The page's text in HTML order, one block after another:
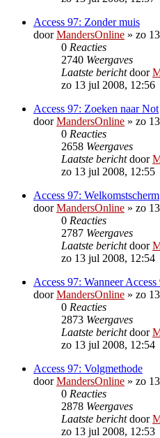
Access 97: Zonder muis
doorMandersOnline » zo
0 Reacties
2740 Weergaves
Laatste berichtdoor
zo 13 jul 2008, 12:56
Access 97: Zoeken naar Not
doorMandersOnline » zo
0 Reacties
2658 Weergaves
Laatste berichtdoor
zo 13 jul 2008, 12:55
Access 97: Welkomstscherm
doorMandersOnline » zo
0 Reacties
2787 Weergaves
Laatste berichtdoor
zo 13 jul 2008, 12:54
Access 97: Wanneer Access
doorMandersOnline » zo
0 Reacties
2873 Weergaves
Laatste berichtdoor
zo 13 jul 2008, 12:54
Access 97: Volgmethode
doorMandersOnline » zo
0 Reacties
2878 Weergaves
Laatste berichtdoor
zo 13 jul 2008, 12:53